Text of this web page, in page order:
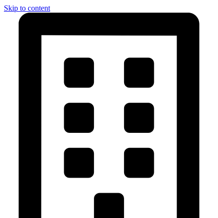
Skip to content